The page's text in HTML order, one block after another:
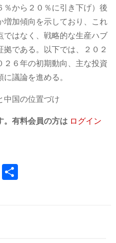
から２０％に引き下げ）後
増加傾向を示しており、これ
はなく、戦略的な生産ハブ
である。以下では、２０２
２６年の初期動向、主な投資
議論を進める。
中国の位置づけ
。有料会員の方は ログイン
C
o